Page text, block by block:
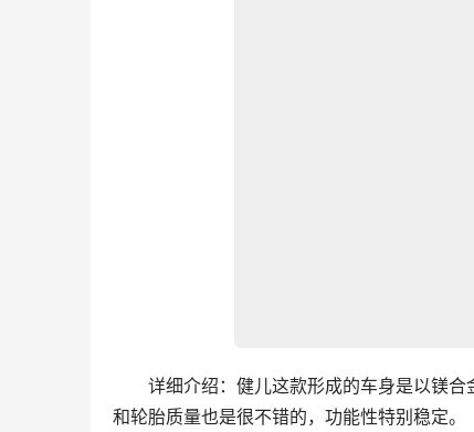
详细介绍：健儿这款形成的车身是以镁合
和轮胎质量也是很不错的，功能性特别稳定。